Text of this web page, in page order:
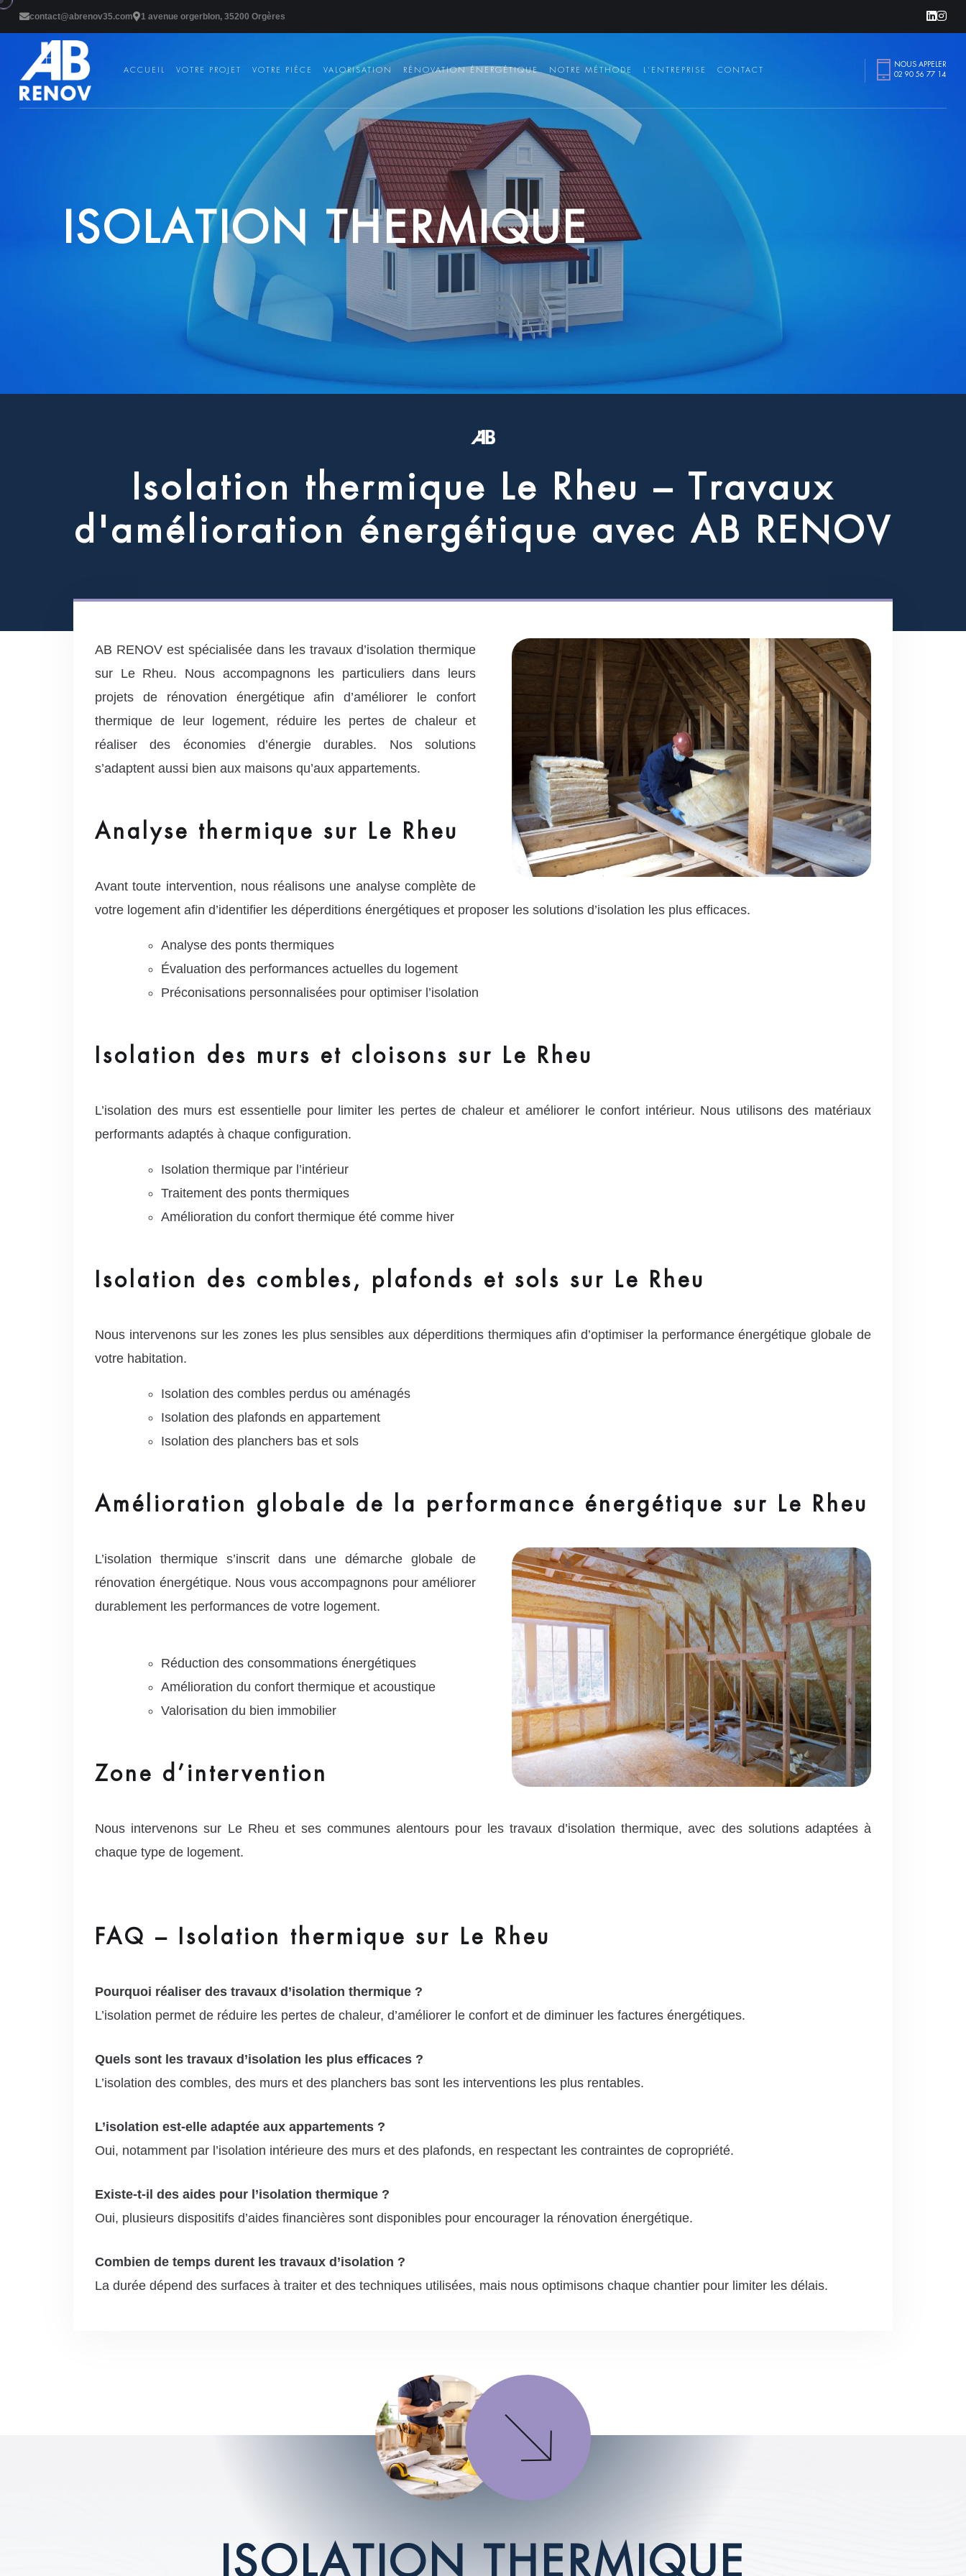
contact@abrenov35.com 1 avenue orgerblon, 35200 Orgères
ACCUEIL VOTRE PROJET VOTRE PIÈCE VALORISATION RÉNOVATION ÉNERGÉTIQUE NOTRE MÉTHODE L'ENTREPRISE CONTACT
NOUS APPELER
02 90 56 77 14
ISOLATION THERMIQUE
Isolation thermique Le Rheu – Travaux
d'amélioration énergétique avec AB RENOV
AB RENOV est spécialisée dans les travaux d’isolation thermique
sur Le Rheu. Nous accompagnons les particuliers dans leurs
projets de rénovation énergétique afin d’améliorer le confort
thermique de leur logement, réduire les pertes de chaleur et
réaliser des économies d’énergie durables. Nos solutions
s’adaptent aussi bien aux maisons qu’aux appartements.
Analyse thermique sur Le Rheu
Avant toute intervention, nous réalisons une analyse complète de
votre logement afin d’identifier les déperditions énergétiques et proposer les solutions d’isolation les plus efficaces.
Analyse des ponts thermiques
Évaluation des performances actuelles du logement
Préconisations personnalisées pour optimiser l’isolation
Isolation des murs et cloisons sur Le Rheu
L’isolation des murs est essentielle pour limiter les pertes de chaleur et améliorer le confort intérieur. Nous utilisons des matériaux
performants adaptés à chaque configuration.
Isolation thermique par l’intérieur
Traitement des ponts thermiques
Amélioration du confort thermique été comme hiver
Isolation des combles, plafonds et sols sur Le Rheu
Nous intervenons sur les zones les plus sensibles aux déperditions thermiques afin d’optimiser la performance énergétique globale de
votre habitation.
Isolation des combles perdus ou aménagés
Isolation des plafonds en appartement
Isolation des planchers bas et sols
Amélioration globale de la performance énergétique sur Le Rheu
L’isolation thermique s’inscrit dans une démarche globale de
rénovation énergétique. Nous vous accompagnons pour améliorer
durablement les performances de votre logement.
Réduction des consommations énergétiques
Amélioration du confort thermique et acoustique
Valorisation du bien immobilier
Zone d’intervention
Nous intervenons sur Le Rheu et ses communes alentours pour les travaux d’isolation thermique, avec des solutions adaptées à
chaque type de logement.
FAQ – Isolation thermique sur Le Rheu
Pourquoi réaliser des travaux d’isolation thermique ?
L’isolation permet de réduire les pertes de chaleur, d’améliorer le confort et de diminuer les factures énergétiques.
Quels sont les travaux d’isolation les plus efficaces ?
L’isolation des combles, des murs et des planchers bas sont les interventions les plus rentables.
L’isolation est-elle adaptée aux appartements ?
Oui, notamment par l’isolation intérieure des murs et des plafonds, en respectant les contraintes de copropriété.
Existe-t-il des aides pour l’isolation thermique ?
Oui, plusieurs dispositifs d’aides financières sont disponibles pour encourager la rénovation énergétique.
Combien de temps durent les travaux d’isolation ?
La durée dépend des surfaces à traiter et des techniques utilisées, mais nous optimisons chaque chantier pour limiter les délais.
ISOLATION THERMIQUE